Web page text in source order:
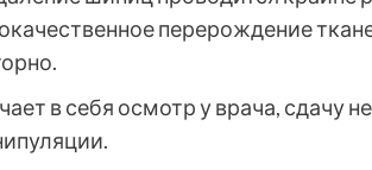
перерождение
в себя осмотр у врача, сдачу